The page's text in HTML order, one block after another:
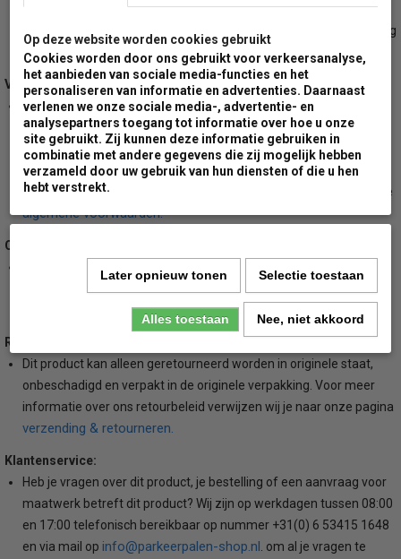
artikelen zal de levering uitgevoerd worden met groot pallet
transport. Hierbij dien je er rekening mee te houden dat de zending
door de ontvanger gelost dient te worden.
Verzendkosten:
Wij rekenen minimale verzendkosten voor ons gehele
assortiment. Voor leveringen naar een van de Nederlandse
waddeneilanden zullen wij een extra toeslag berekenen. Wil je de
hoogte van deze toeslag weten voordat je gaat bestellen, neem
dan even contact met ons op. Voor meer informatie bekijk je onze
algemene voorwaarden.
Opvolging:
tracking codes om je bestelling te kunnen volgen.
Retourbeleid:
Dit product kan alleen geretourneerd worden in originele staat,
onbeschadigd en verpakt in de originele verpakking. Voor meer
informatie over ons retourbeleid verwijzen wij je naar onze pagina
verzending & retourneren.
Klantenservice:
Heb je vragen over dit product, je bestelling of een aanvraag voor
maatwerk betreft dit product? Wij zijn op werkdagen tussen 08:00
en 17:00 telefonisch bereikbaar op nummer +31(0) 6 53415 1648
en via mail op info@parkeerpalen-shop.nl . om al je vragen te
Op deze website worden cookies gebruikt
Cookies worden door ons gebruikt voor verkeersanalyse,
het aanbieden van sociale media-functies en het
personaliseren van informatie en advertenties. Daarnaast
verlenen we onze sociale media-, advertentie- en
analysepartners toegang tot informatie over hoe u onze
site gebruikt. Zij kunnen deze informatie gebruiken in
combinatie met andere gegevens die zij mogelijk hebben
verzameld door uw gebruik van hun diensten of die u hen
hebt verstrekt.
Later opnieuw tonen Selectie toestaan
Alles toestaan Nee, niet akkoord